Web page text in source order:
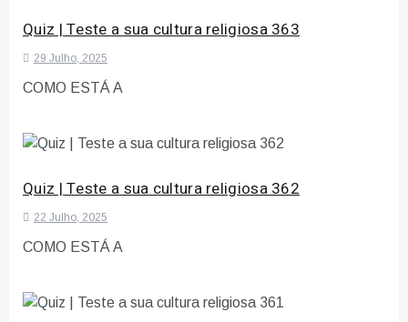
Quiz | Teste a sua cultura religiosa 363
29 Julho, 2025
COMO ESTÁ A
Quiz | Teste a sua cultura religiosa 362
22 Julho, 2025
COMO ESTÁ A